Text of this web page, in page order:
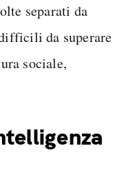
separati da
da superare
sociale,